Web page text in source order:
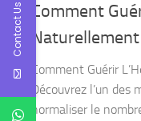
Comment
Naturellement
Comment Guérir
Découvrez l’un
normaliser le
Contact Us